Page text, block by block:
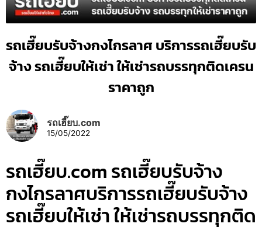
รถเฮี๊ยบรับจ้างกงไกรลาศ บริการรถเฮี๊ยบรับ
จ้าง รถเฮี๊ยบให้เช่า ให้เช่ารถบรรทุกติดเครน
ราคาถูก
รถเฮี๊ยบ.com
15/05/2022
รถเฮี๊ยบ.com รถเฮี๊ยบรับจ้าง
กงไกรลาศบริการรถเฮี๊ยบรับจ้าง
รถเฮี๊ยบให้เช่า ให้เช่ารถบรรทุกติด